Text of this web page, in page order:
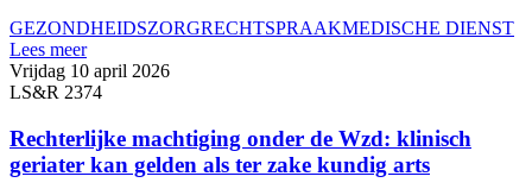
GEZONDHEIDSZORGRECHTSPRAAKMEDISCHE DIENST
Lees meer
Vrijdag 10 april 2026
LS&R 2374
Rechterlijke machtiging onder de Wzd: klinisch
geriater kan gelden als ter zake kundig arts